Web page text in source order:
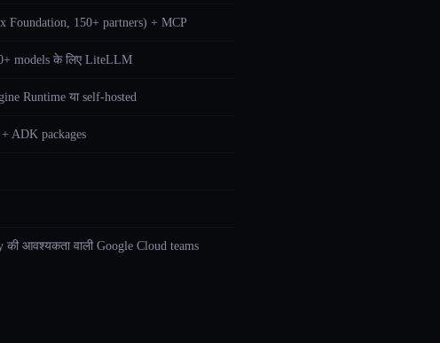
Foundation, 150+ partners) + MCP
models के लिए LiteLLM
Runtime या self-hosted
ADK packages
आवश्यकता वाली Google Cloud teams